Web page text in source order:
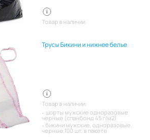
Товар в наличии
Трусы Бикини и нижнее белье
Товар в наличии:
шорты мужские одноразовые
черные (спанбонд 45 г/м2)
бикини мужские, одноразовые,
черные,100 шт. в пакете